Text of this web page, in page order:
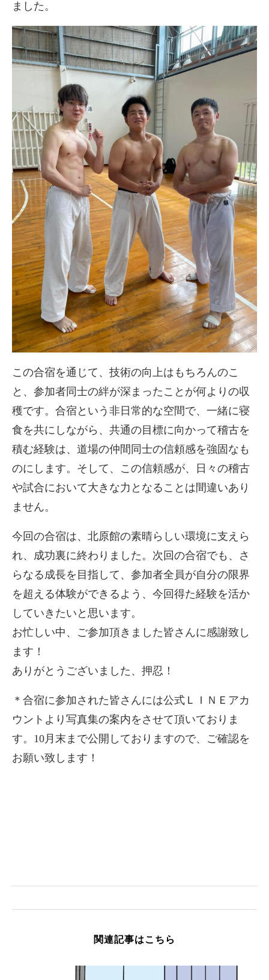
ました。
この合宿を通じて、技術の向上はもちろんのこ
と、参加者同士の絆が深まったことが何よりの収
穫です。合宿という非日常的な空間で、一緒に寝
食を共にしながら、共通の目標に向かって稽古を
積む経験は、道場の仲間同士の信頼感を強固なも
のにします。そして、この信頼感が、日々の稽古
や試合において大きな力となることは間違いあり
ません。
今回の合宿は、北原館の素晴らしい環境に支えら
れ、成功裏に終わりました。次回の合宿でも、さ
らなる成長を目指して、参加者全員が自分の限界
を超える体験ができるよう、今回得た経験を活か
していきたいと思います。
お忙しい中、ご参加頂きました皆さんに感謝致し
ます！
ありがとうございました、押忍！
＊合宿に参加された皆さんには公式ＬＩＮＥアカ
ウントより写真集の案内をさせて頂いておりま
す。10月末まで公開しておりますので、ご確認を
お願い致します！
関連記事はこちら